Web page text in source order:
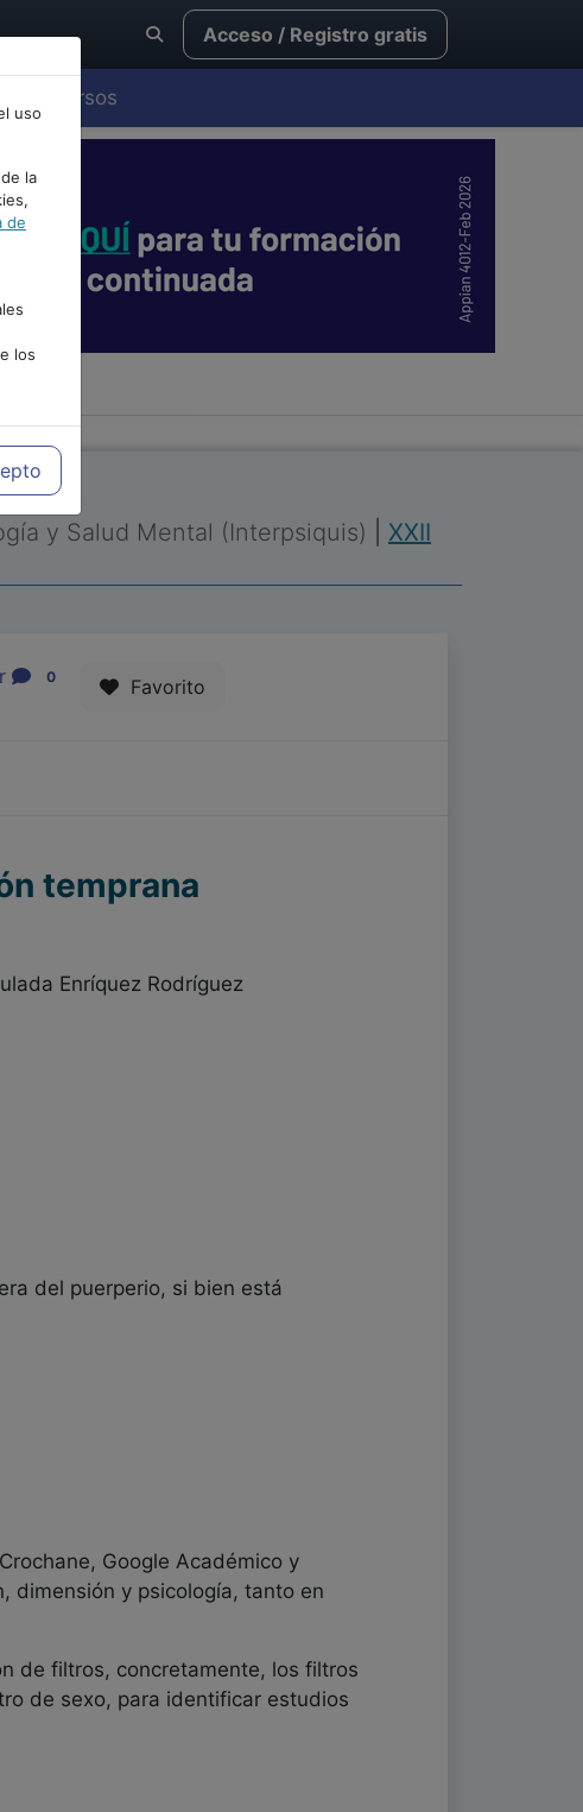
Acceso / Registro gratis
Cursos
uso
la
de
los
y Salud Mental (Interpsiquis)
XXII
0 Favorito
temprana
Enríquez Rodríguez
del puerperio, si bien está
Google Académico y
dimensión y psicología, tanto en
de filtros, concretamente, los filtros
de sexo, para identificar estudios